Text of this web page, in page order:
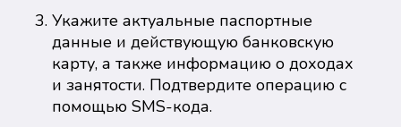
Укажите актуальные паспортные
данные и действующую банковскую
карту, а также информацию о доходах
и занятости. Подтвердите операцию с
помощью SMS-кода.